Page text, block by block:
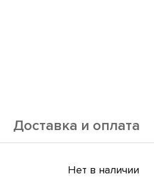
Доставка и оплата
Нет в наличии